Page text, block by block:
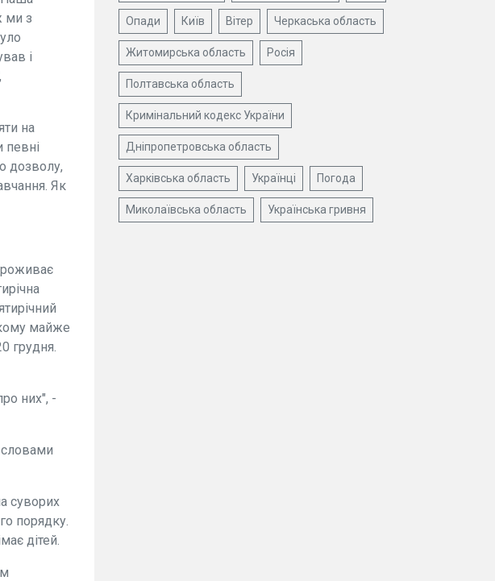
ми з
і
на
певні
дозволу,
Як
майже
грудня.
них", -
словами
суворих
порядку.
дітей.
Опади Київ Вітер Черкаська область
Житомирська область Росія
Полтавська область
Кримінальний кодекс України
Дніпропетровська область
Харківська область Українці Погода
Миколаївська область Українська гривня